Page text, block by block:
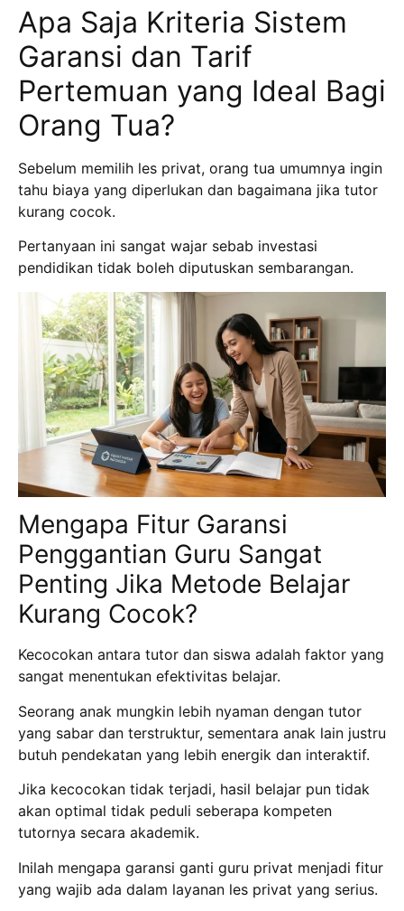
Apa Saja Kriteria Sistem
Garansi dan Tarif
Pertemuan yang Ideal Bagi
Orang Tua?
Sebelum memilih les privat, orang tua umumnya ingin
tahu biaya yang diperlukan dan bagaimana jika tutor
kurang cocok.
Pertanyaan ini sangat wajar sebab investasi
pendidikan tidak boleh diputuskan sembarangan.
Mengapa Fitur Garansi
Penggantian Guru Sangat
Penting Jika Metode Belajar
Kurang Cocok?
Kecocokan antara tutor dan siswa adalah faktor yang
sangat menentukan efektivitas belajar.
Seorang anak mungkin lebih nyaman dengan tutor
yang sabar dan terstruktur, sementara anak lain justru
butuh pendekatan yang lebih energik dan interaktif.
Jika kecocokan tidak terjadi, hasil belajar pun tidak
akan optimal tidak peduli seberapa kompeten
tutornya secara akademik.
Inilah mengapa garansi ganti guru privat menjadi fitur
yang wajib ada dalam layanan les privat yang serius.